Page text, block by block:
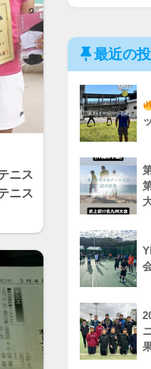
ニス
ニス
最近の